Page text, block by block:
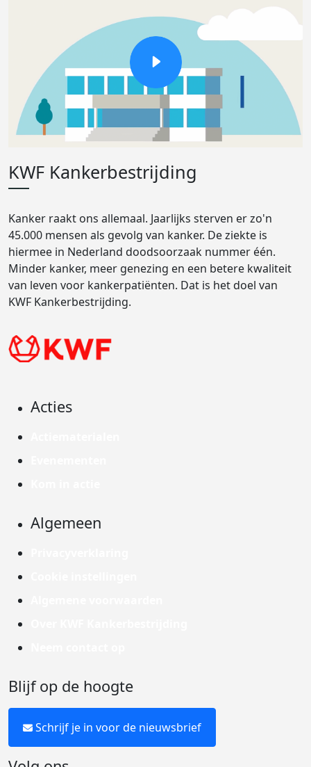
KWF Kankerbestrijding
Kanker raakt ons allemaal. Jaarlijks sterven er zo'n
45.000 mensen als gevolg van kanker. De ziekte is
hiermee in Nederland doodsoorzaak nummer één.
Minder kanker, meer genezing en een betere kwaliteit
van leven voor kankerpatiënten. Dat is het doel van
KWF Kankerbestrijding.
Acties
Algemeen
Blijf op de hoogte
Schrijf je in voor de nieuwsbrief